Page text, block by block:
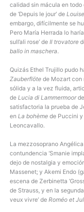
calidad sin mácula en
de ‘Depuis le jour’ de Louise
embargo, difícilmente se
Pero María Herrada lo
sull’ali rose’ de Il trovatore
ballo in maschera.
Quizás Ethel Trujillo pudo
Zauberflöte de Mozart con
sólida y a la vez fluida,
de Lucia di Lammermoor
satisfactoria la prueba de
en La bohème de Puccini y
Leoncavallo.
La mezzosoprano
contundencia ‘Smanie
dejo de nostalgia y
Massenet; y Akemi Endo
escena de Zerbinetta
de Strauss, y en la
veux vivre’ de Roméo et